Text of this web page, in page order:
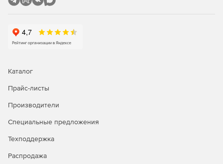
Трансформации, оптимизация.
Специальные функции.
Базовая статистика.
Непараметрические тесты.
Корреляция и ковариация.
Глубинный анализ данных, регрессия.
Каталог
Прайс-листы
Производители
Специальные предложения
Техподдержка
Распродажа